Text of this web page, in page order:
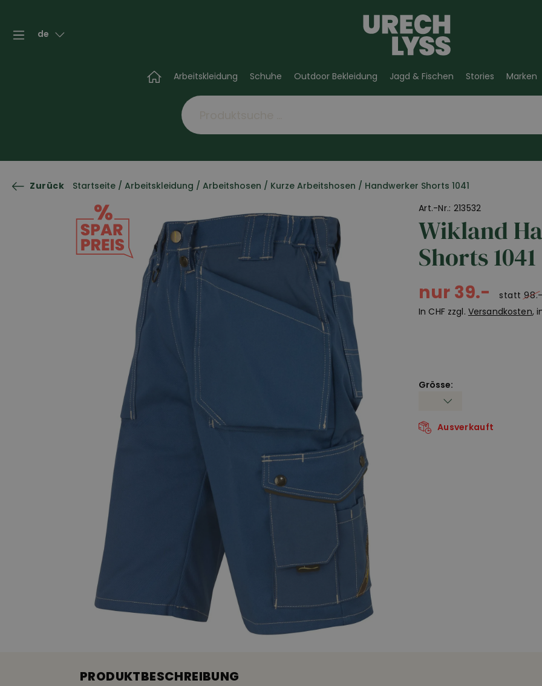
de
Arbeitskleidung Schuhe Outdoor Bekleidung Jagd & Fischen Stories Marken
Zurück Startseite / Arbeitskleidung / Arbeitshosen / Kurze Arbeitshosen / Handwerker Shorts 1041
Art.-Nr.: 213532
Wikland
Shorts 1041
nur 39.- statt98.-
In CHF zzgl. Versandkosten,
Grösse:
Ausverkauft
PRODUKTBESCHREIBUNG